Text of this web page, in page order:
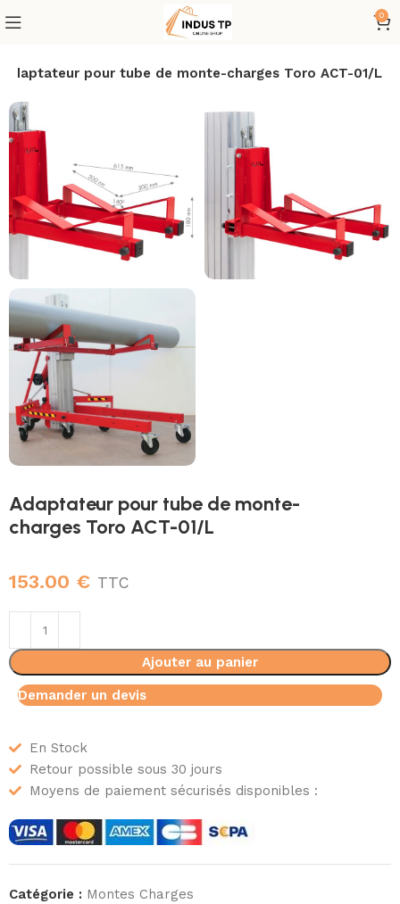
0
Adaptateur pour tube de monte-charges Toro ACT-01/L
Adaptateur pour tube de monte-
charges Toro ACT-01/L
153.00 € TTC
Ajouter au panier
Demander un devis
En Stock
Retour possible sous 30 jours
Moyens de paiement sécurisés disponibles :
Catégorie : Montes Charges